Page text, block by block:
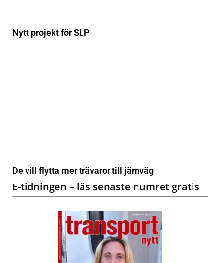
Nytt projekt för SLP
De vill flytta mer trävaror till järnväg
E-tidningen – läs senaste numret gratis